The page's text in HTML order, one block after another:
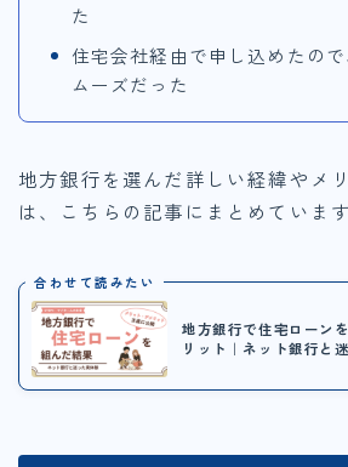
た
住宅会社経由で申し込めたの
ムーズだった
地方銀行を選んだ詳しい経緯やメ
は、こちらの記事にまとめています
合わせて読みたい
地方銀行で住宅ローン
リット｜ネット銀行と